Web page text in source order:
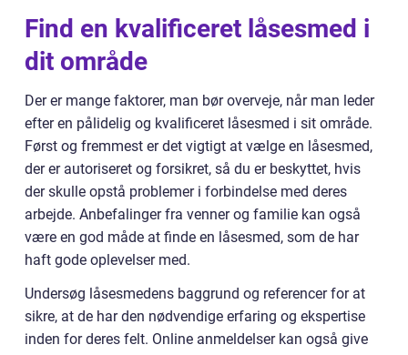
Find en kvalificeret låsesmed i
dit område
Der er mange faktorer, man bør overveje, når man leder
efter en pålidelig og kvalificeret låsesmed i sit område.
Først og fremmest er det vigtigt at vælge en låsesmed,
der er autoriseret og forsikret, så du er beskyttet, hvis
der skulle opstå problemer i forbindelse med deres
arbejde. Anbefalinger fra venner og familie kan også
være en god måde at finde en låsesmed, som de har
haft gode oplevelser med.
Undersøg låsesmedens baggrund og referencer for at
sikre, at de har den nødvendige erfaring og ekspertise
inden for deres felt. Online anmeldelser kan også give